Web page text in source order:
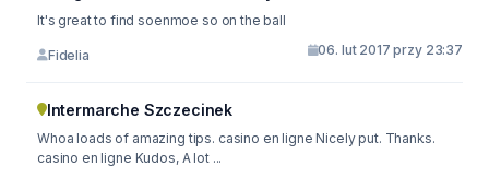
It's great to find soenmoe so on the ball
Fidelia 06. lut 2017 przy 23:37
Intermarche Szczecinek
Whoa loads of amazing tips. casino en ligne Nicely put. Thanks.
casino en ligne Kudos, A lot ...